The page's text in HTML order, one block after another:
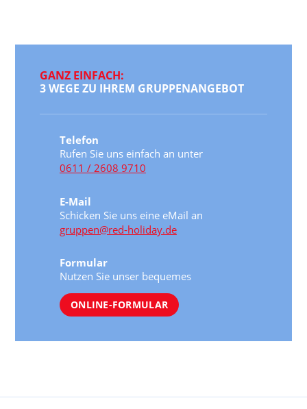
GANZ EINFACH:
3 WEGE ZU IHREM GRUPPENANGEBOT
Telefon
Rufen Sie uns einfach an unter
0611 / 2608 9710
E-Mail
Schicken Sie uns eine eMail an
gruppen@red-holiday.de
Formular
Nutzen Sie unser bequemes
ONLINE-FORMULAR